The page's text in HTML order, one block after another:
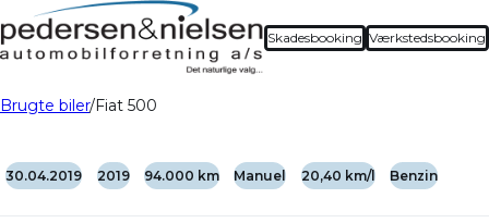
Skadesbooking Værkstedsbooking
Brugte biler Fiat 500
30.04.2019 2019 94.000 km Manuel 20,40 km/l Benzin